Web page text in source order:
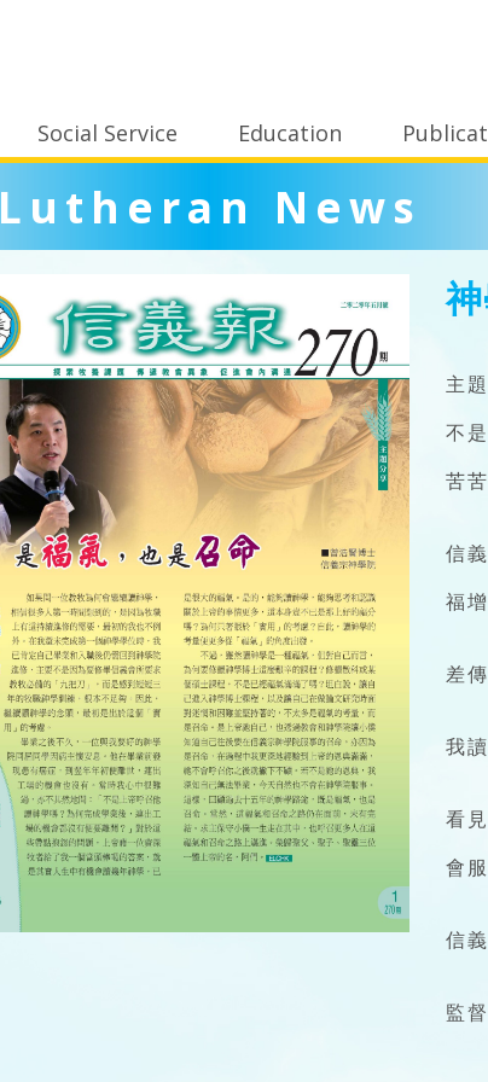
Social Service Education
Lutheran News
主
不
苦
信
福
差
我
看
會
信
監